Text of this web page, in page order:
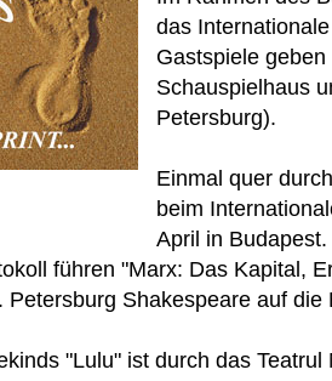
das
Gastspiele
Schauspielhaus
Petersburg).
Einmal quer
beim
April in
führen "Marx: Das Kapital,
Petersburg Shakespeare auf die
"Lulu" ist durch das